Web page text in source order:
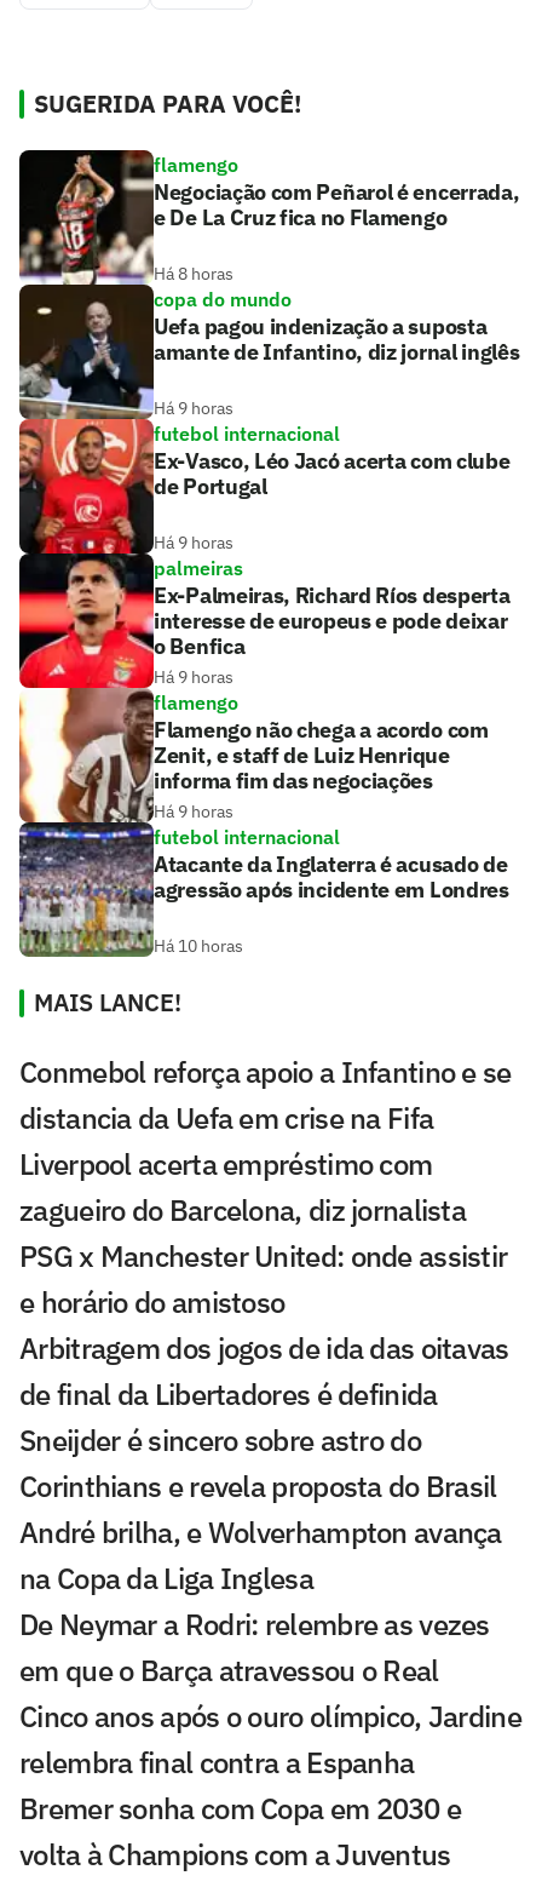
SUGERIDA PARA VOCÊ!
flamengo
Negociação com Peñarol é encerrada,
e De La Cruz fica no Flamengo
Há 8 horas
copa do mundo
Uefa pagou indenização a suposta
amante de Infantino, diz jornal inglês
Há 9 horas
futebol internacional
Ex-Vasco, Léo Jacó acerta com clube
de Portugal
Há 9 horas
palmeiras
Ex-Palmeiras, Richard Ríos desperta
interesse de europeus e pode deixar
o Benfica
Há 9 horas
flamengo
Flamengo não chega a acordo com
Zenit, e staff de Luiz Henrique
informa fim das negociações
Há 9 horas
futebol internacional
Atacante da Inglaterra é acusado de
agressão após incidente em Londres
Há 10 horas
MAIS LANCE!
Conmebol reforça apoio a Infantino e se
distancia da Uefa em crise na Fifa
Liverpool acerta empréstimo com
zagueiro do Barcelona, diz jornalista
PSG x Manchester United: onde assistir
e horário do amistoso
Arbitragem dos jogos de ida das oitavas
de final da Libertadores é definida
Sneijder é sincero sobre astro do
Corinthians e revela proposta do Brasil
André brilha, e Wolverhampton avança
na Copa da Liga Inglesa
De Neymar a Rodri: relembre as vezes
em que o Barça atravessou o Real
Cinco anos após o ouro olímpico, Jardine
relembra final contra a Espanha
Bremer sonha com Copa em 2030 e
volta à Champions com a Juventus